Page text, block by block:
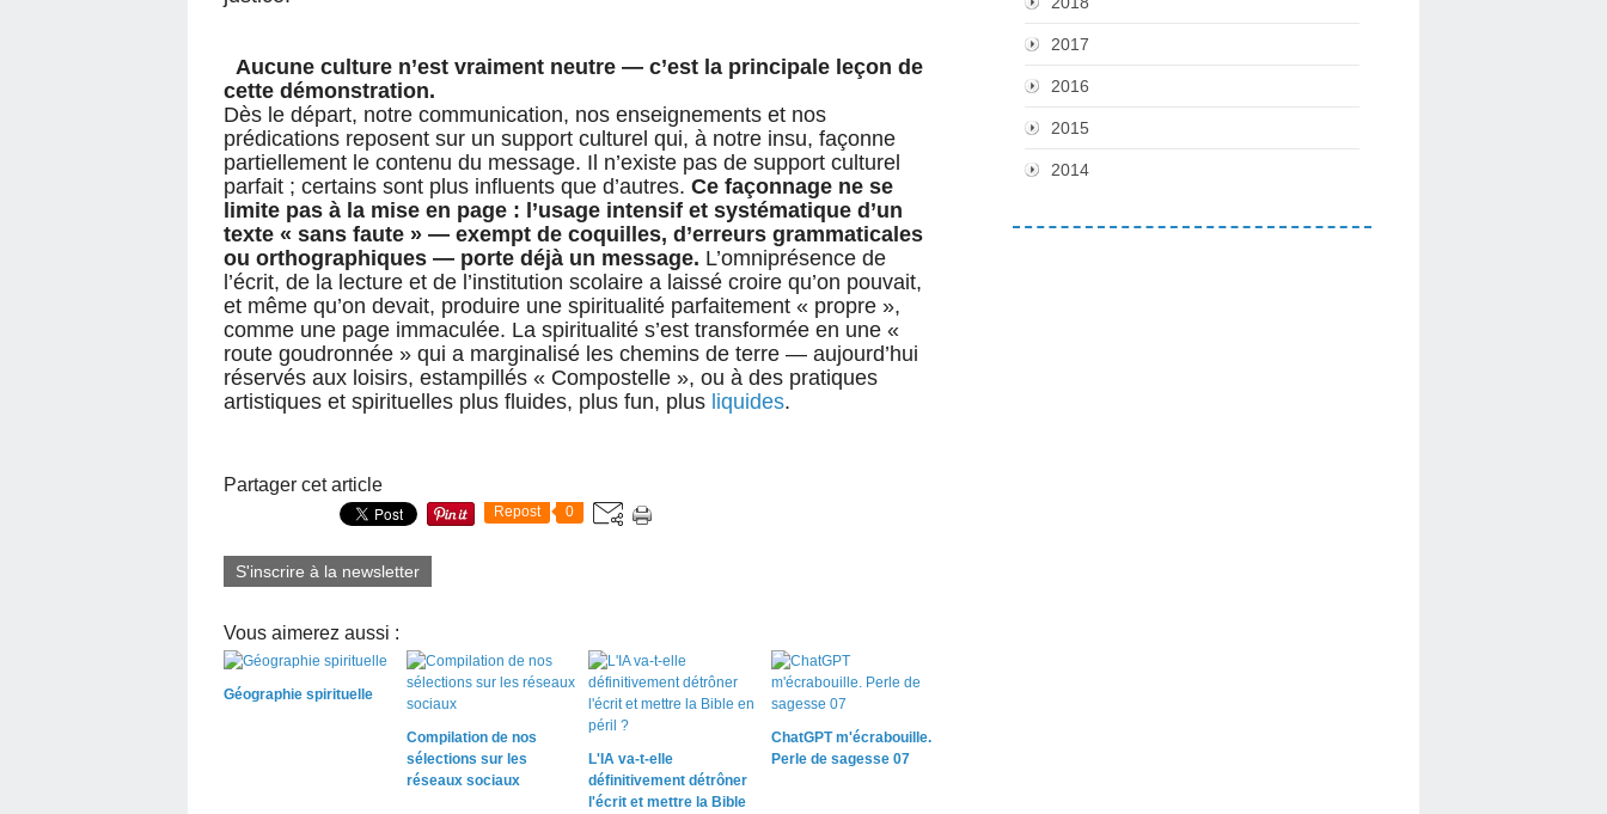
Aucune culture n’est vraiment neutre — c’est la principale leçon de
cette démonstration.
Dès le départ, notre communication, nos enseignements et nos
prédications reposent sur un support culturel qui, à notre insu, façonne
partiellement le contenu du message. Il n’existe pas de support culturel
parfait ; certains sont plus influents que d’autres. Ce façonnage ne se
limite pas à la mise en page : l’usage intensif et systématique d’un
texte « sans faute » — exempt de coquilles, d’erreurs grammaticales
ou orthographiques — porte déjà un message. L’omniprésence de
l’écrit, de la lecture et de l’institution scolaire a laissé croire qu’on pouvait,
et même qu’on devait, produire une spiritualité parfaitement « propre »,
comme une page immaculée. La spiritualité s’est transformée en une «
route goudronnée » qui a marginalisé les chemins de terre — aujourd’hui
réservés aux loisirs, estampillés « Compostelle », ou à des pratiques
artistiques et spirituelles plus fluides, plus fun, plus liquides.
Partager cet article
Repost 0
S'inscrire à la newsletter
Vous aimerez aussi :
Géographie spirituelle
Compilation de nos
sélections sur les
réseaux sociaux
L'IA va-t-elle
définitivement détrôner
l'écrit et mettre la Bible
ChatGPT m'écrabouille.
Perle de sagesse 07
2017
2016
2015
2014